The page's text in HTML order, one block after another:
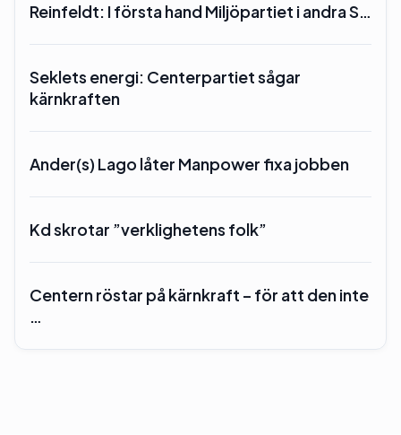
Reinfeldt: I första hand Miljöpartiet i andra S…
Seklets energi: Centerpartiet sågar
kärnkraften
Ander(s) Lago låter Manpower fixa jobben
Kd skrotar ”verklighetens folk”
Centern röstar på kärnkraft – för att den inte
…